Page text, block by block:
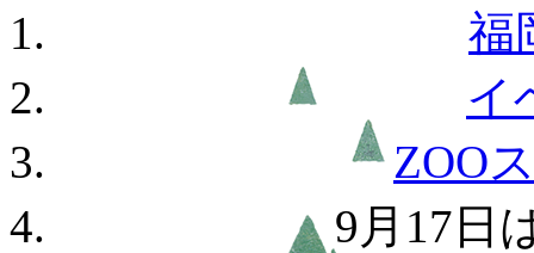
福
イ
ZOO
9月17日